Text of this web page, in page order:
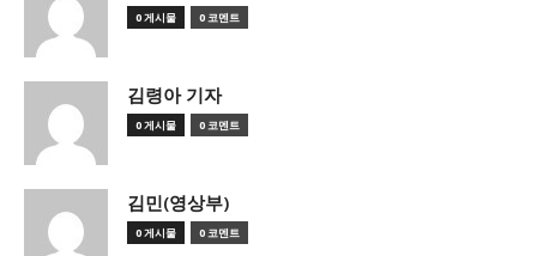
0 게시물 0 코멘트
김령아 기자
0 게시물 0 코멘트
김민(영상부)
0 게시물 0 코멘트